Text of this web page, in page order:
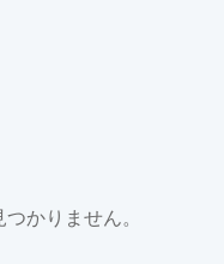
かりません。